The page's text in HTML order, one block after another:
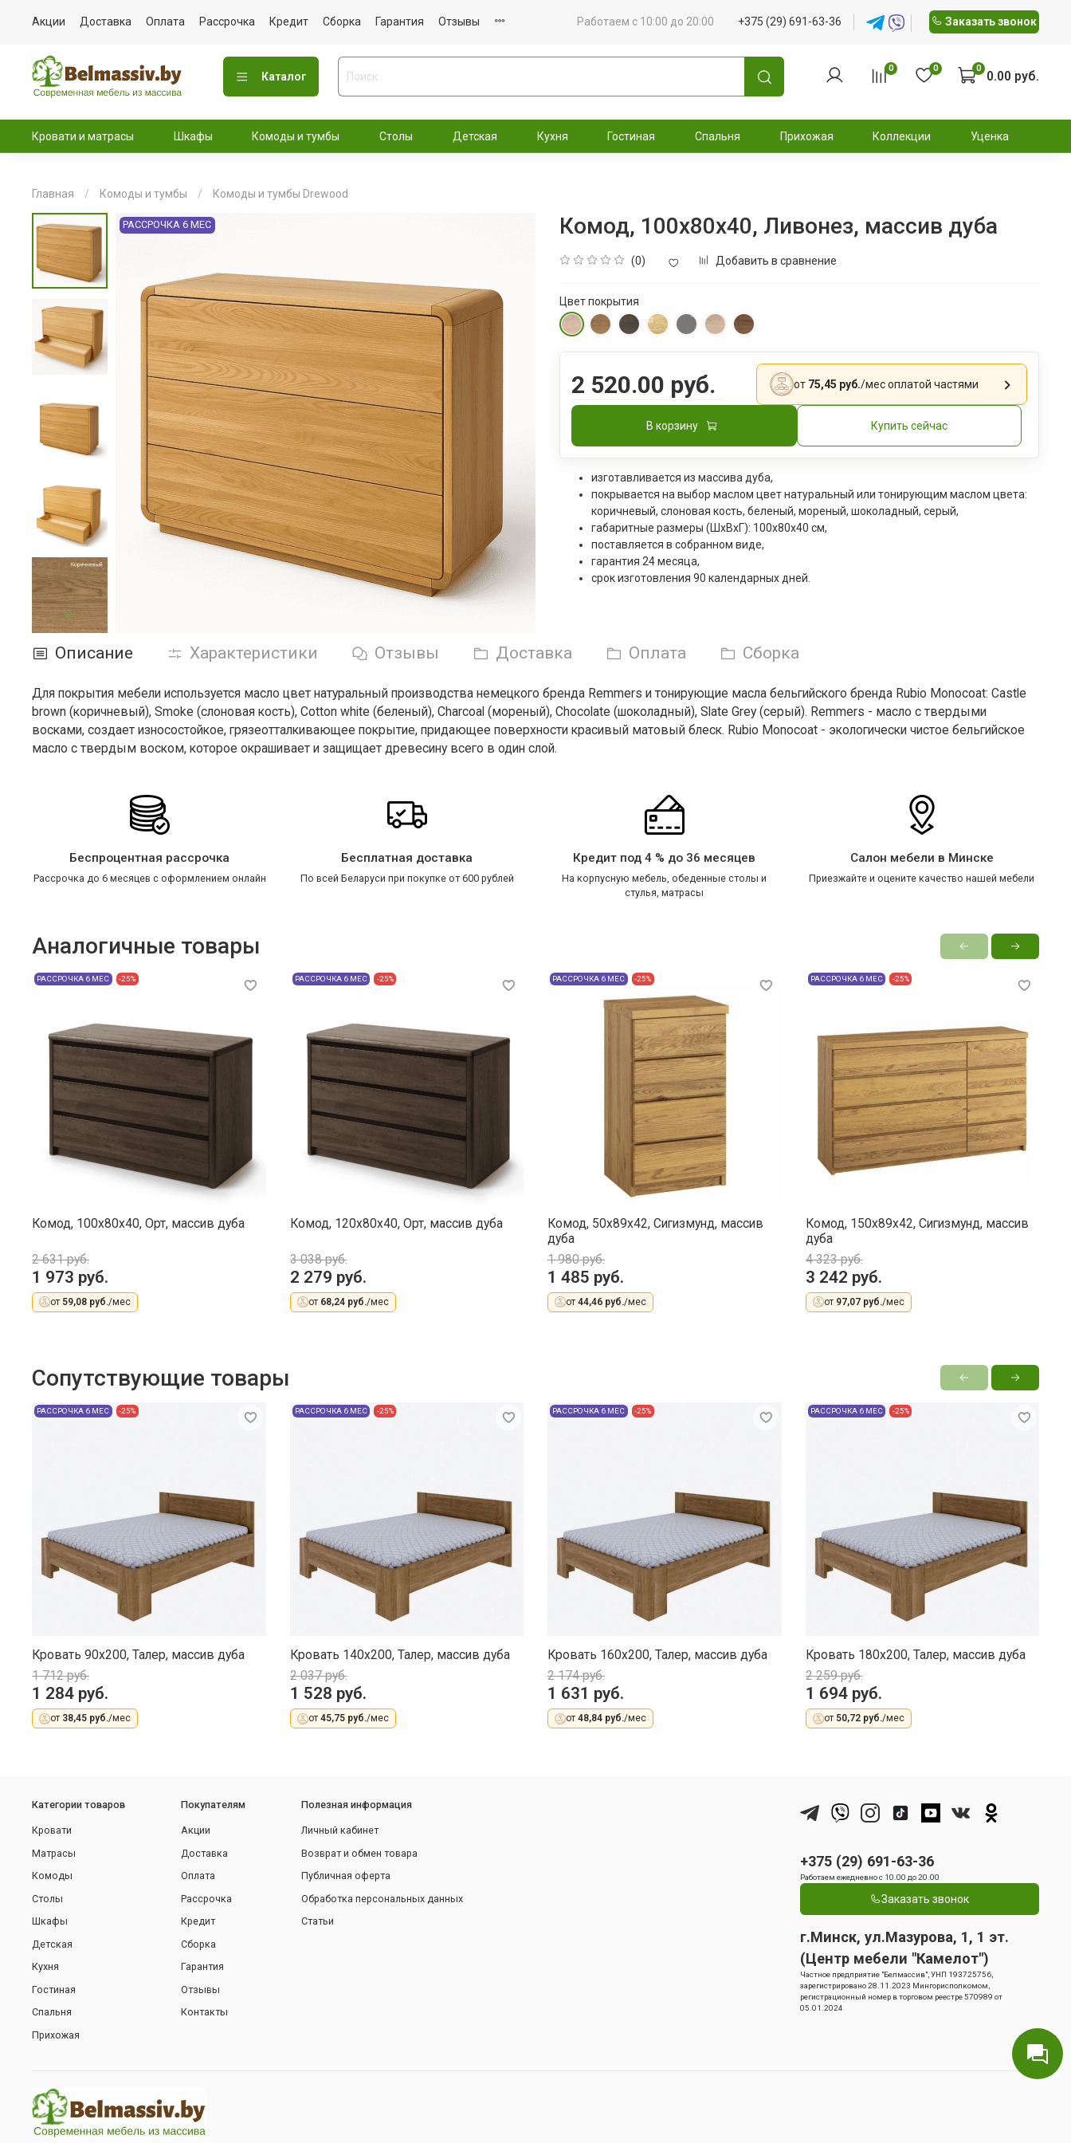
Акции Доставка Оплата Рассрочка Кредит Сборка Гарантия Отзывы Работаем с 10:00 до 20:00 +375 (29) 691-63-36 Заказать звонок
Каталог
0 0 0 0.00 руб.
Кровати и матрасы Шкафы Комоды и тумбы Столы Детская Кухня Гостиная Спальня Прихожая Коллекции Уценка
Главная Комоды и тумбы Комоды и тумбы Drewood
РАССРОЧКА 6 МЕС Комод, 100x80x40, Ливонез, массив дуба
(0) Добавить в сравнение
Цвет покрытия
2 520.00 руб. от 75,45 руб./месоплатой частями
В корзину Купить сейчас
изготавливается из массива дуба,
покрывается на выбор маслом цвет натуральный или тонирующим маслом цвета:
коричневый, слоновая кость, беленый, мореный, шоколадный, серый,
габаритные размеры (ШxВxГ): 100x80x40 см,
поставляется в собранном виде,
гарантия 24 месяца,
срок изготовления 90 календарных дней.
Описание Характеристики Отзывы Доставка Оплата Сборка
Для покрытия мебели используется масло цвет натуральный производства немецкого бренда Remmers и тонирующие масла бельгийского бренда Rubio Monocoat: Castle
brown (коричневый), Smoke (слоновая кость), Cotton white (беленый), Charcoal (мореный), Chocolate (шоколадный), Slate Grey (серый). Remmers - масло с твердыми
восками, создает износостойкое, грязеотталкивающее покрытие, придающее поверхности красивый матовый блеск. Rubio Monocoat - экологически чистое бельгийское
масло с твердым воском, которое окрашивает и защищает древесину всего в один слой.
Беспроцентная рассрочка
Рассрочка до 6 месяцев с оформлением онлайн
Бесплатная доставка
По всей Беларуси при покупке от 600 рублей
Кредит под 4 % до 36 месяцев
На корпусную мебель, обеденные столы и
стулья, матрасы
Салон мебели в Минске
Приезжайте и оцените качество нашей мебели
Аналогичные товары
РАССРОЧКА 6 МЕС -25%
Комод, 100x80x40, Орт, массив дуба
2 631 руб.
1 973 руб.
от 59,08 руб./мес
РАССРОЧКА 6 МЕС -25%
Комод, 120x80x40, Орт, массив дуба
3 038 руб.
2 279 руб.
от 68,24 руб./мес
РАССРОЧКА 6 МЕС -25%
Комод, 50x89x42, Сигизмунд, массив
дуба
1 980 руб.
1 485 руб.
от 44,46 руб./мес
РАССРОЧКА 6 МЕС -25%
Комод, 150x89x42, Сигизмунд, массив
дуба
4 323 руб.
3 242 руб.
от 97,07 руб./мес
Сопутствующие товары
РАССРОЧКА 6 МЕС -25%
Кровать 90х200, Талер, массив дуба
1 712 руб.
1 284 руб.
от 38,45 руб./мес
РАССРОЧКА 6 МЕС -25%
Кровать 140х200, Талер, массив дуба
2 037 руб.
1 528 руб.
от 45,75 руб./мес
РАССРОЧКА 6 МЕС -25%
Кровать 160х200, Талер, массив дуба
2 174 руб.
1 631 руб.
от 48,84 руб./мес
РАССРОЧКА 6 МЕС -25%
Кровать 180х200, Талер, массив дуба
2 259 руб.
1 694 руб.
от 50,72 руб./мес
Категории товаров
Кровати
Матрасы
Комоды
Столы
Шкафы
Детская
Кухня
Гостиная
Спальня
Прихожая
Покупателям
Акции
Доставка
Оплата
Рассрочка
Кредит
Сборка
Гарантия
Отзывы
Контакты
Полезная информация
Личный кабинет
Возврат и обмен товара
Публичная оферта
Обработка персональных данных
Статьи
+375 (29) 691-63-36
Работаем ежедневно с 10.00 до 20.00
Заказать звонок
г.Минск, ул.Мазурова, 1, 1 эт.
(Центр мебели "Камелот")
Частное предприятие "Белмассив", УНП 193725756,
зарегистрировано 28.11.2023 Мингорисполкомом,
регистрационный номер в торговом реестре 570989 от
05.01.2024